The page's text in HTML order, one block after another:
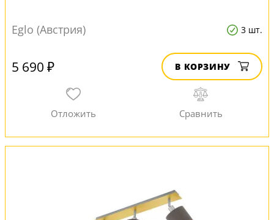
Eglo (Австрия) 3 шт.
5 690 ₽ В КОРЗИНУ